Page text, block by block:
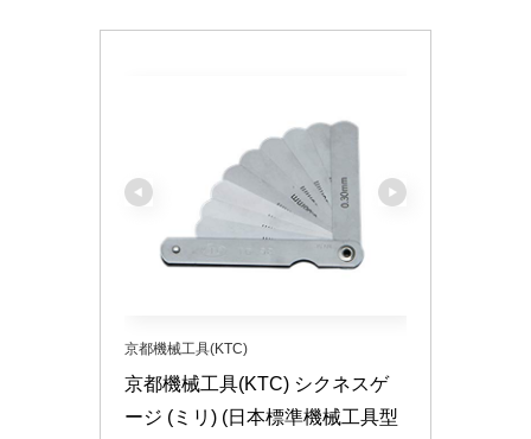
京都機械工具(KTC)
京都機械工具(KTC) シクネスゲ
ージ (ミリ) (日本標準機械工具型